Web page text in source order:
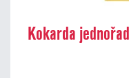
Kokarda